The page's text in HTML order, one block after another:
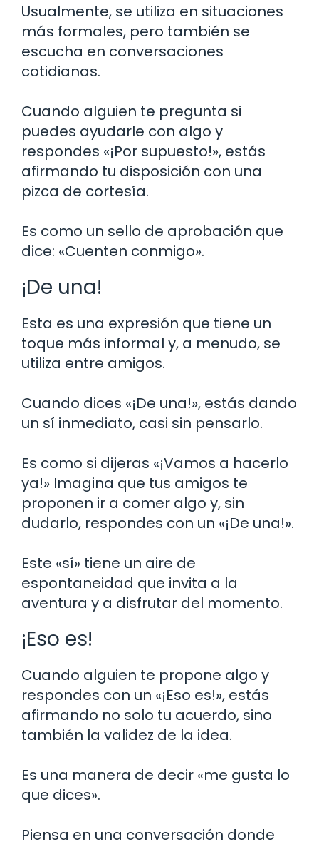
Usualmente, se utiliza en situaciones
más formales, pero también se
escucha en conversaciones
cotidianas.
Cuando alguien te pregunta si
puedes ayudarle con algo y
respondes «¡Por supuesto!», estás
afirmando tu disposición con una
pizca de cortesía.
Es como un sello de aprobación que
dice: «Cuenten conmigo».
¡De una!
Esta es una expresión que tiene un
toque más informal y, a menudo, se
utiliza entre amigos.
Cuando dices «¡De una!», estás dando
un sí inmediato, casi sin pensarlo.
Es como si dijeras «¡Vamos a hacerlo
ya!» Imagina que tus amigos te
proponen ir a comer algo y, sin
dudarlo, respondes con un «¡De una!».
Este «sí» tiene un aire de
espontaneidad que invita a la
aventura y a disfrutar del momento.
¡Eso es!
Cuando alguien te propone algo y
respondes con un «¡Eso es!», estás
afirmando no solo tu acuerdo, sino
también la validez de la idea.
Es una manera de decir «me gusta lo
que dices».
Piensa en una conversación donde